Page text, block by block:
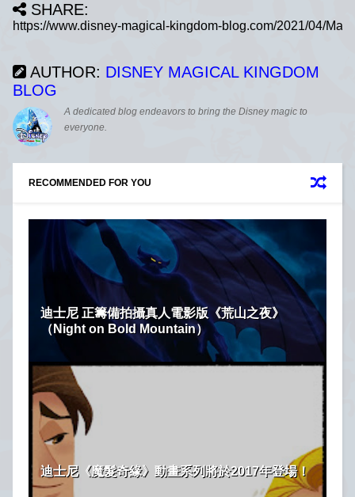
SHARE:
AUTHOR: DISNEY MAGICAL KINGDOM
BLOG
A dedicated blog endeavors to bring the Disney magic to
everyone.
RECOMMENDED FOR YOU
迪士尼 正籌備拍攝真人電影版《荒山之夜》
（Night on Bold Mountain）
迪士尼《魔髮奇緣》動畫系列將於2017年登場！